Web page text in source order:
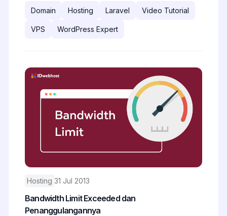
Domain Hosting Laravel Video Tutorial
VPS WordPress Expert
Hosting 31 Jul 2013
Bandwidth Limit Exceeded dan
Penanggulangannya